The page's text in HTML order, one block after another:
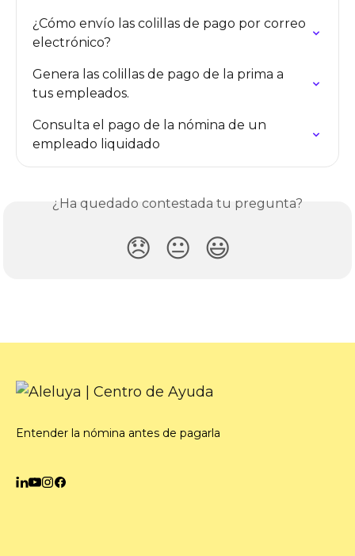
¿Cómo envío las colillas de pago por correo
electrónico?
Genera las colillas de pago de la prima a
tus empleados.
Consulta el pago de la nómina de un
empleado liquidado
¿Ha quedado contestada tu pregunta?
😞 😐 😃
Entender la nómina antes de pagarla